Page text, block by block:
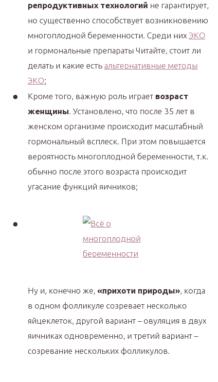
репродуктивных технологий не гарантирует,
но существенно способствует возникновению
многоплодной беременности. Среди них ЭКО
и гормональные препараты Читайте, стоит ли
делать и какие есть альтернативные методы
ЭКО;
Кроме того, важную роль играет возраст
женщины. Установлено, что после 35 лет в
женском организме происходит масштабный
гормональный всплеск. При этом повышается
вероятность многоплодной беременности, т.к.
обычно после этого возраста происходит
угасание функций яичников;
Ну и, конечно же, «прихоти природы», когда
в одном фолликуле созревает несколько
яйцеклеток, другой вариант – овуляция в двух
яичниках одновременно, и третий вариант –
созревание нескольких фолликулов.